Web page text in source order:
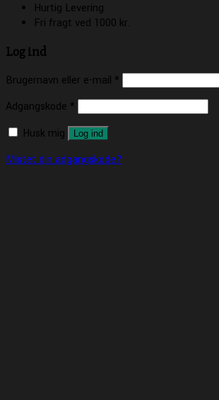
Hurtig Levering
Fri fragt ved 1000 kr.
Log ind
Brugernavn eller e-mail *
Adgangskode *
Husk mig
Log ind
Mistet din adgangskode?